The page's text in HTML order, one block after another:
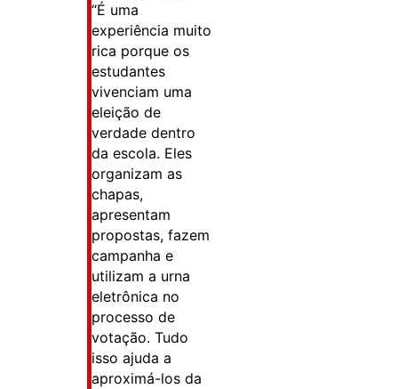
“É uma
experiência muito
rica porque os
estudantes
vivenciam uma
eleição de
verdade dentro
da escola. Eles
organizam as
chapas,
apresentam
propostas, fazem
campanha e
utilizam a urna
eletrônica no
processo de
votação. Tudo
isso ajuda a
aproximá-los da